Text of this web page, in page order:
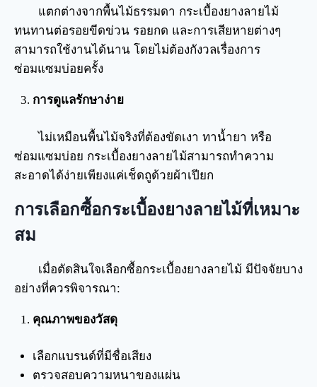
แตกต่างจากพื้นไม้ธรรมดา กระเบื้องยางลายไม้
ทนทานต่อรอยขีดข่วน รอยกด และการเสียหายต่างๆ
สามารถใช้งานได้นาน โดยไม่ต้องกังวลเรื่องการ
ซ่อมแซมบ่อยครั้ง
การดูแลรักษาง่าย
ไม่เหมือนพื้นไม้จริงที่ต้องขัดเงา ทาน้ำยา หรือ
ซ่อมแซมบ่อย กระเบื้องยางลายไม้สามารถทำความ
สะอาดได้ง่ายเพียงแค่เช็ดถูด้วยผ้าเปียก
การเลือกซื้อกระเบื้องยางลายไม้ที่เหมาะ
สม
เมื่อตัดสินใจเลือกซื้อกระเบื้องยางลายไม้ มีปัจจัยบาง
อย่างที่ควรพิจารณา:
คุณภาพของวัสดุ
เลือกแบรนด์ที่มีชื่อเสียง
ตรวจสอบความหนาของแผ่น